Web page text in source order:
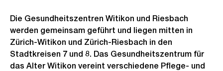
Die Gesundheitszentren Witikon und Riesbach
werden gemeinsam geführt und liegen mitten in
Zürich-Witikon und Zürich-Riesbach in den
Stadtkreisen 7 und 8. Das Gesundheitszentrum für
das Alter Witikon vereint verschiedene Pflege- und